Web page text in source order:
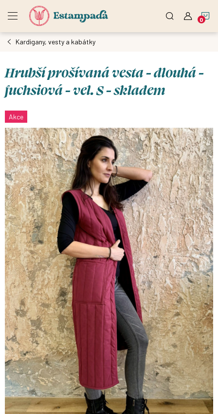
Kardigany, vesty a kabátky
Hrubší prošívaná vesta - dlouhá -
fuchsiová - vel. S - skladem
Akce